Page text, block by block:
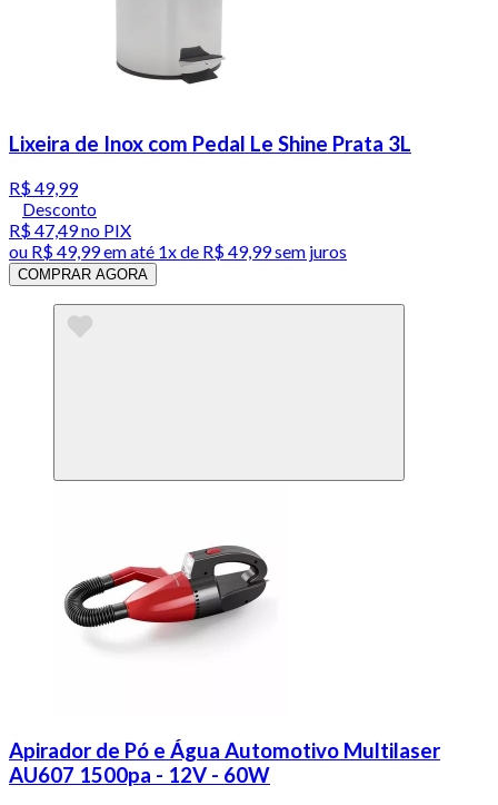
Lixeira de Inox com Pedal Le Shine Prata 3L
R$ 49,99
Desconto
R$ 47,49no PIX
ou R$ 49,99em até 1x de R$ 49,99sem juros
COMPRAR AGORA
Apirador de Pó e Água Automotivo Multilaser
AU607 1500pa - 12V - 60W